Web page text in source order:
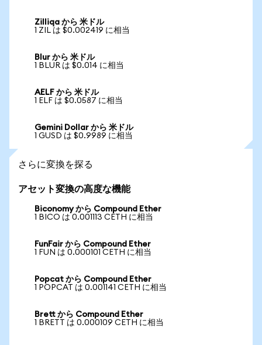
Zilliqa から 米ドル
1 ZIL は $0.002419 に相当
Blur から 米ドル
1 BLUR は $0.014 に相当
AELF から 米ドル
1 ELF は $0.0587 に相当
Gemini Dollar から 米ドル
1 GUSD は $0.9989 に相当
さらに変換を探る
アセット変換の高度な機能
Biconomy から Compound Ether
1 BICO は 0.001113 CETH に相当
FunFair から Compound Ether
1 FUN は 0.000101 CETH に相当
Popcat から Compound Ether
1 POPCAT は 0.001141 CETH に相当
Brett から Compound Ether
1 BRETT は 0.000109 CETH に相当